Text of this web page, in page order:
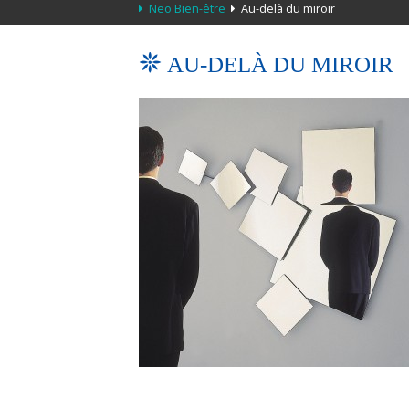
Neo Bien-être Au-delà du miroir
AU-DELÀ DU MIROIR